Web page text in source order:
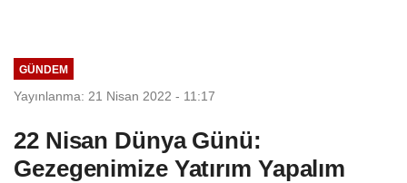
GÜNDEM
Yayınlanma: 21 Nisan 2022 - 11:17
22 Nisan Dünya Günü:
Gezegenimize Yatırım Yapalım